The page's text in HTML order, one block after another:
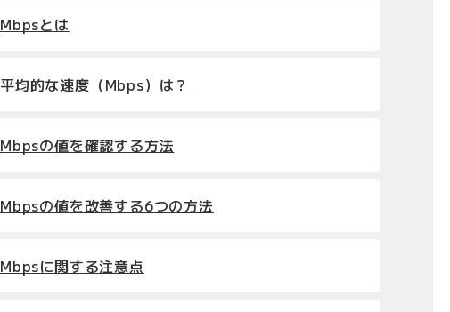
Mbpsとは
平均的な速度（Mbps）は？
Mbpsの値を確認する方法
Mbpsの値を改善する6つの方法
Mbpsに関する注意点